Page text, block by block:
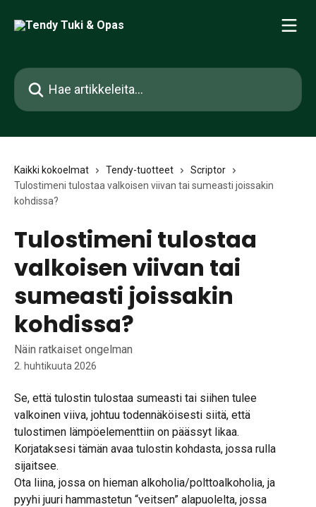
Hae artikkeleita...
Kaikki kokoelmat Tendy-tuotteet
Scriptor
Tulostimeni tulostaa valkoisen viivan tai sumeasti joissakin
kohdissa?
Tulostimeni tulostaa
valkoisen viivan tai
sumeasti joissakin
kohdissa?
Näin ratkaiset ongelman
2. huhtikuuta 2026
Se, että tulostin tulostaa sumeasti tai siihen tulee
valkoinen viiva, johtuu todennäköisesti siitä, että
tulostimen lämpöelementtiin on päässyt likaa.
Korjataksesi tämän avaa tulostin kohdasta, jossa rulla
sijaitsee.
Ota liina, jossa on hieman alkoholia/polttoalkoholia, ja
pyyhi juuri hammastetun “veitsen” alapuolelta, jossa